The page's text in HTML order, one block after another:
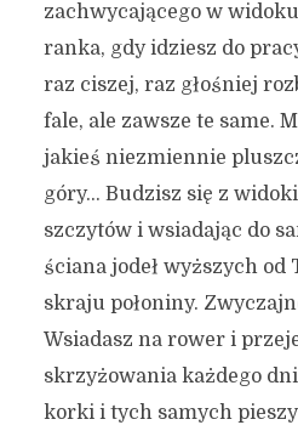
zachwycającego w
ranka, gdy idziesz do
raz ciszej, raz głośniej
fale, ale zawsze te same.
jakieś niezmiennie
góry… Budzisz się z
szczytów i wsiadając do
ściana jodeł wyższych od
skraju połoniny.
Wsiadasz na rower i
skrzyżowania każdego
korki i tych samych